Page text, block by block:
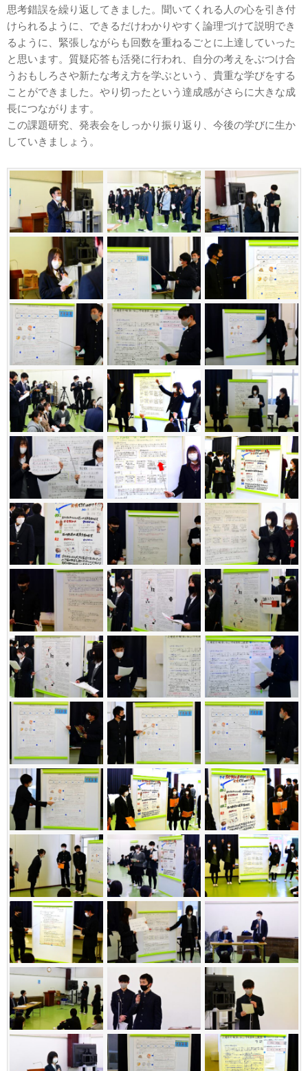
思考錯誤を繰り返してきました。聞いてくれる人の心を引き付
けられるように、できるだけわかりやすく論理づけて説明でき
るように、緊張しながらも回数を重ねるごとに上達していった
と思います。質疑応答も活発に行われ、自分の考えをぶつけ合
うおもしろさや新たな考え方を学ぶという、貴重な学びをする
ことができました。やり切ったという達成感がさらに大きな成
長につながります。
この課題研究、発表会をしっかり振り返り、今後の学びに生か
していきましょう。